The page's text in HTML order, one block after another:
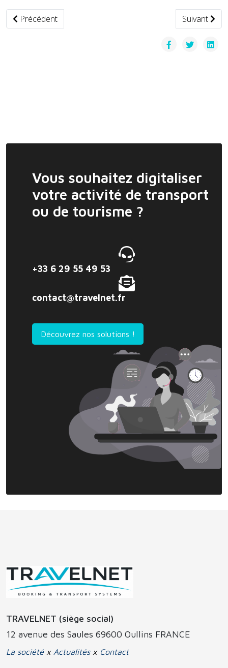
Article précédent : Chine — Xpeng lance la production de
Précédent Article
Suivant
Vous souhaitez digitaliser
votre activité de transport
ou de tourisme ?
+33 6 29 55 49 53
contact@travelnet.fr
Découvrez nos solutions !
TRAVELNET (siège social)
12 avenue des Saules 69600 Oullins FRANCE
La société x Actualitésx Contact